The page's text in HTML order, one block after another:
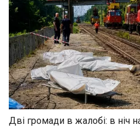
Дві громади в жалобі: в ніч